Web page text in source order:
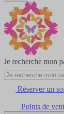
Je recherche mon
Réserver un
Points de